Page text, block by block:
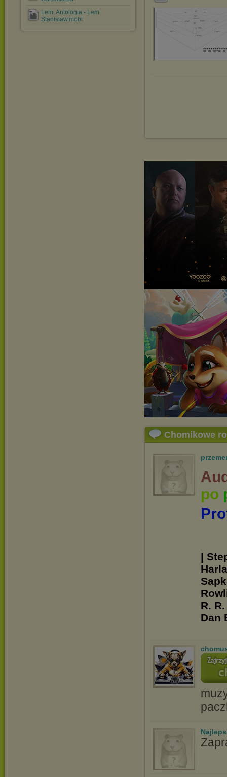
Lem. Antologia - Lem
Stanislaw.mobi
Chomikowe
po
|
R.
Dan